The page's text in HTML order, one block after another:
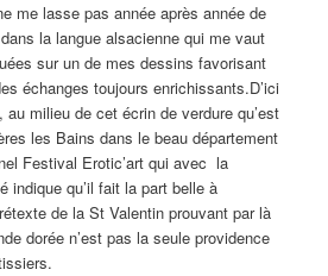
me lasse pas année après année de
la langue alsacienne qui me vaut
sur un de mes dessins favorisant
échanges toujours enrichissants.D’ici
milieu de cet écrin de verdure qu’est
les Bains dans le beau département
Festival Erotic’art qui avec la
indique qu’il fait la part belle à
de la St Valentin prouvant par là
dorée n’est pas la seule providence